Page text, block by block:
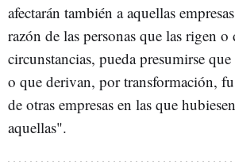
afectarán también a aquellas
razón de las personas que las rigen o
circunstancias, pueda presumirse
o que derivan, por transformación,
de otras empresas en las que
aquellas".